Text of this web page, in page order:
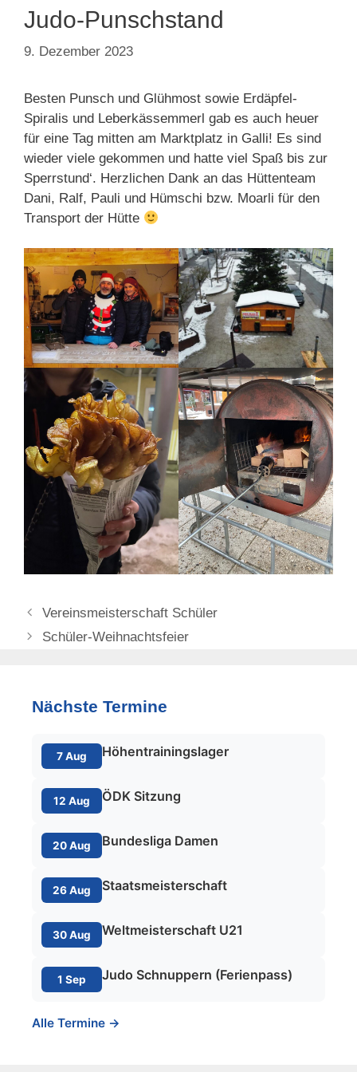
Judo-Punschstand
9. Dezember 2023
Besten Punsch und Glühmost sowie Erdäpfel-
Spiralis und Leberkässemmerl gab es auch heuer
für eine Tag mitten am Marktplatz in Galli! Es sind
wieder viele gekommen und hatte viel Spaß bis zur
Sperrstund‘. Herzlichen Dank an das Hüttenteam
Dani, Ralf, Pauli und Hümschi bzw. Moarli für den
Transport der Hütte
Vereinsmeisterschaft Schüler
Schüler-Weihnachtsfeier
Nächste Termine
7 Aug Höhentrainingslager
12 Aug ÖDK Sitzung
20 Aug Bundesliga Damen
26 Aug Staatsmeisterschaft
30 Aug Weltmeisterschaft U21
1 Sep Judo Schnuppern (Ferienpass)
Alle Termine →